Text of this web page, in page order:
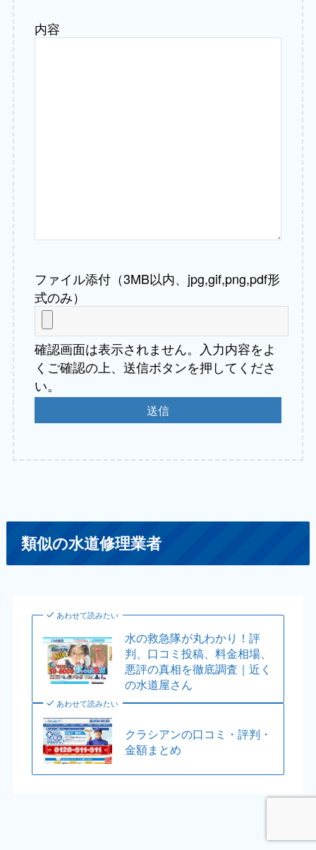
内容
ファイル添付（3MB以内、jpg,gif,png,pdf形
式のみ）
確認画面は表示されません。入力内容をよ
くご確認の上、送信ボタンを押してくださ
い。
類似の水道修理業者
あわせて読みたい
水の救急隊が丸わかり！評
判、口コミ投稿、料金相場、
悪評の真相を徹底調査｜近く
の水道屋さん
あわせて読みたい
クラシアンの口コミ・評判・
金額まとめ